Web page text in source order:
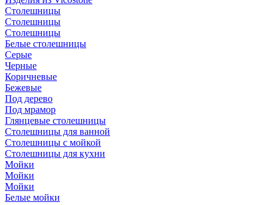
Столешницы
Столешницы
Столешницы
Белые столешницы
Серые
Черные
Коричневые
Бежевые
Под дерево
Под мрамор
Глянцевые столешницы
Столешницы для ванной
Столешницы с мойкой
Столешницы для кухни
Мойки
Мойки
Мойки
Белые мойки